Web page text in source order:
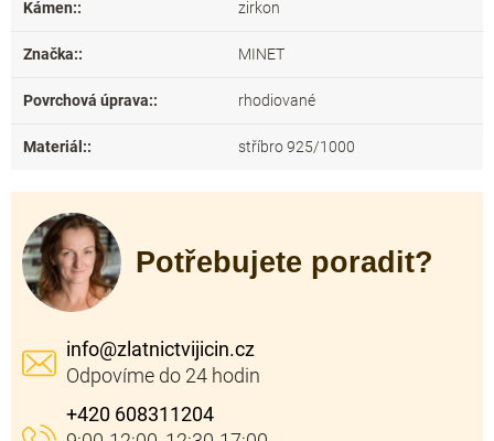
Kámen:: zirkon
Značka:: MINET
Povrchová úprava:: rhodiované
Materiál:: stříbro 925/1000
Potřebujete poradit?
info@zlatnictvijicin.cz
+420 608311204